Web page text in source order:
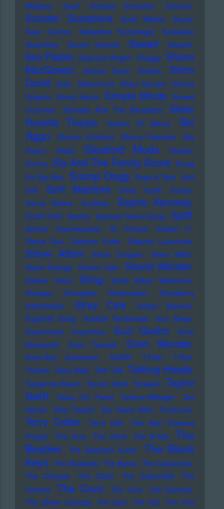
Williams
Sault Schnipo Schranke Schürze
Scooter Scorpions Scott Walker
Scycs
Sean Combs
Sebastian Krumbiegel
Sebastian
Studnitzky
Secret Secrets Seeed Sepalot
Sex Pistols Seymour Wright Shaggy Shane
MacGowan
Shania Twain Shellac
Shirin
David
Sido Silbermond Silent Servant Simina
Grigoriu Simon Harris Simple Minds Sinead
O'Connor
Siouxsie And The Banshees
Sister
Rosetta Tharpe
Sisters Of Mercy
Ski
Aggu
Skinner Brothers Skinny Pelembe
Sky
Saxon
Slade Sleaford Mods
Sleater-
Kinney Sly And The Family Stone Smag
Pa Dig Selv Snoop Dogg Soap & Skin Soft
Cell
Soft Machine Sonic Youth
Sonics
Sonny Rollins
Soolking Sophia Kennedy
South Park Sparks Spencer Davis Group Spliff
Sprints Squarepusher St. Vincent
Station 17
Status Quo
Stephan Sulke Stephen Luscombe
Steve Albini Steve Cropper
Steve Miller
Steve Strange Steven Tyler Stevie Wonder
Stieber Twins Sting
Stock Aitken Waterman
Stooges
Stranglers Stratocaster
Strawberry
Switchblade
Stray Cats
Sufjan Stevens
Sugarhill Gang
Suicidal Tendencies
Sun Diego
Supertramp
Supremes Suzi Quatro
Sven
Marquardt
Sven Tasnadi Sven Wunder
Sven-Ake Johansson SXSW T-Pain
T.Rex
Tahnee Talay Riley Talk Talk Talking Heads
Tangerine Dream Tanner Adell Tarwater Taylor
Swift
Tears For Fears Techno-Wikinger
Ted
Herold
Teho Teardo Ten Years After Terranova
Terry Callier Terry Hall
The Alan Parsons
Project
The Arcs The Avicii The B-52s
The
Beatles
The Beautiful South
The Black
Keys The Bluebells The Byrds The Carpenters
The Champs
The Clash The Colourfield
The
Cramps
The Cure The Curs
The Damned
The Divine Comedy
The Eels The Fall
The Five